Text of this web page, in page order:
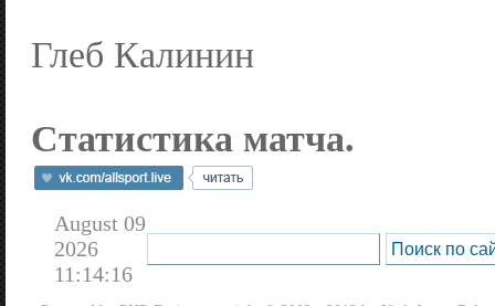
Глеб Калинин
Статистика матча.
August 09
2026
11:14:16